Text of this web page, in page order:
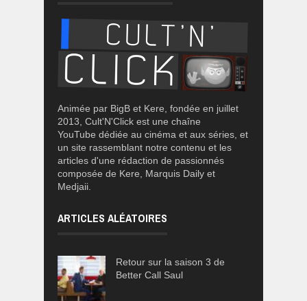
Animée par BigB et Kere, fondée en juillet
2013, Cult'N'Click est une chaîne
YouTube dédiée au cinéma et aux séries, et
un site rassemblant notre contenu et les
articles d'une rédaction de passionnés
composée de Kere, Marquis Daily et
Medjaii.
ARTICLES ALÉATOIRES
Retour sur la saison 3 de
Better Call Saul